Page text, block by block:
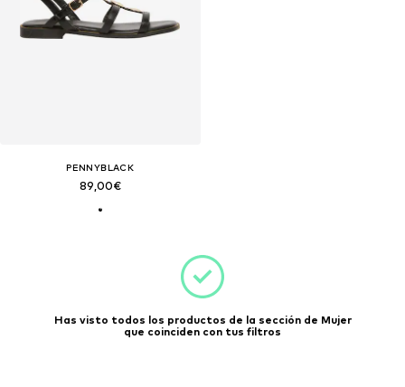
PENNYBLACK
89,00€
Has visto todos los productos de la sección de Mujer
que coinciden con tus filtros